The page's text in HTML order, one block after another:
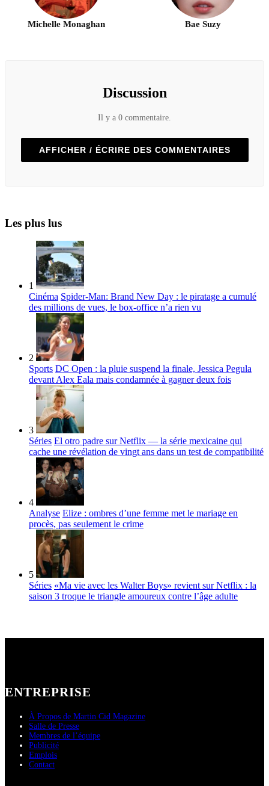
Michelle Monaghan Bae Suzy
Discussion
Il y a 0 commentaire.
AFFICHER / ÉCRIRE DES COMMENTAIRES
Les plus lus
1
Cinéma Spider-Man: Brand New Day : le piratage a cumulé
des millions de vues, le box-office n’a rien vu
2
Sports DC Open : la pluie suspend la finale, Jessica Pegula
devant Alex Eala mais condamnée à gagner deux fois
3
Séries El otro padre sur Netflix — la série mexicaine qui
cache une révélation de vingt ans dans un test de compatibilité
4
Analyse Elize : ombres d’une femme met le mariage en
procès, pas seulement le crime
5
Séries «Ma vie avec les Walter Boys» revient sur Netflix : la
saison 3 troque le triangle amoureux contre l’âge adulte
ENTREPRISE
À Propos de Martin Cid Magazine
Salle de Presse
Membres de l’équipe
Publicité
Emplois
Contact